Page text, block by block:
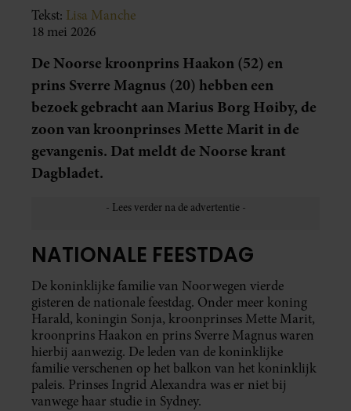
Tekst: Lisa Manche
18 mei 2026
De Noorse kroonprins Haakon (52) en
prins Sverre Magnus (20) hebben een
bezoek gebracht aan Marius Borg Høiby, de
zoon van kroonprinses Mette Marit in de
gevangenis. Dat meldt de Noorse krant
Dagbladet.
NATIONALE FEESTDAG
De koninklijke familie van Noorwegen vierde
gisteren de nationale feestdag. Onder meer koning
Harald, koningin Sonja, kroonprinses Mette Marit,
kroonprins Haakon en prins Sverre Magnus waren
hierbij aanwezig. De leden van de koninklijke
familie verschenen op het balkon van het koninklijk
paleis. Prinses Ingrid Alexandra was er niet bij
vanwege haar studie in Sydney.